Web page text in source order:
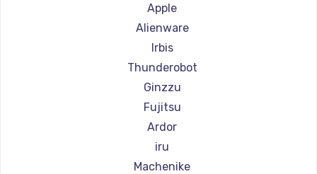
Apple
Alienware
Irbis
Thunderobot
Ginzzu
Fujitsu
Ardor
iru
Machenike